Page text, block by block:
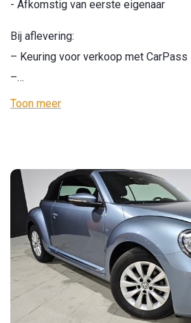
- Afkomstig van eerste eigenaar
Bij aflevering:
– Keuring voor verkoop met CarPass
–…
Toon meer